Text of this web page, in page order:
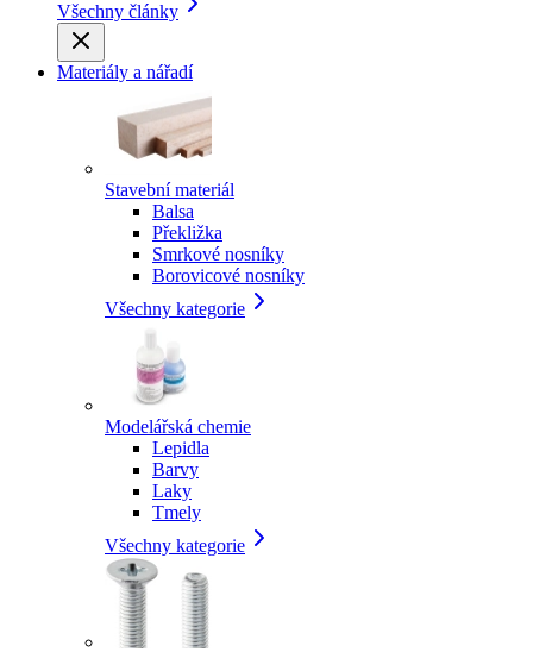
Všechny články
Materiály a nářadí
Stavební materiál
Balsa
Překližka
Smrkové nosníky
Borovicové nosníky
Všechny kategorie
Modelářská chemie
Lepidla
Barvy
Laky
Tmely
Všechny kategorie